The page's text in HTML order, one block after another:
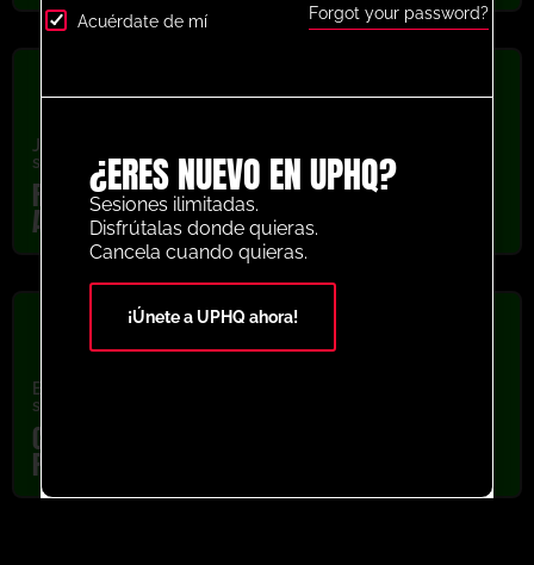
Juegos de lados pequeños
sesión
Rangers 5V5 3 Goal Scenario Small Sided
Activity
Ejercicios de profesionales
sesión
Carl Robinson 5v5 + 5 Intense Transition
Penalty Box Drill
Acuérdate de mí Forgot your password?
¿ERES NUEVO EN UPHQ?
Sesiones ilimitadas.
Disfrútalas donde quieras.
Cancela cuando quieras.
¡Únete a UPHQ ahora!